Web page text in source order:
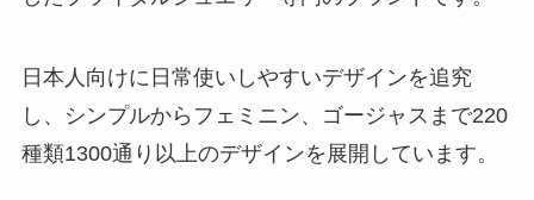
日本人向けに日常使いしやすいデザインを追究
し、シンプルからフェミニン、ゴージャスまで220
種類1300通り以上のデザインを展開しています。